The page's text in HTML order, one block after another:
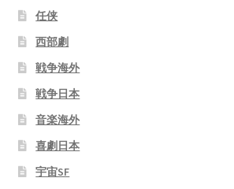
任侠
西部劇
戦争海外
戦争日本
音楽海外
喜劇日本
宇宙SF